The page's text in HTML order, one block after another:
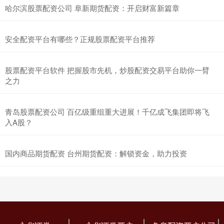
哈尔滨股票配资公司 阜新期货配资：开启财富新篇章
安全配资平台有哪些？正规股票配资平台推荐
股票配资平台软件 把握股市先机，炒股配资交易平台助你一臂
之力
青岛股票配资公司 百亿级重组重大进展！千亿成飞集团即将飞
入A股？
国内商品期货配资 台州期货配资：解锁资金，助力投资